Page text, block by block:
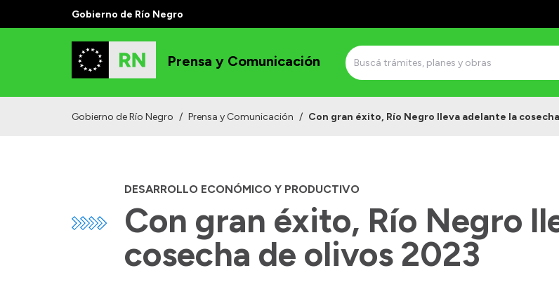
Gobierno de Río Negro
Prensa y Comunicación
Gobierno de Río Negro / Prensa y Comunicación / Con gran éxito, Río Negro lleva adelante la
DESARROLLO ECONÓMICO Y PRODUCTIVO
Con gran éxito, Río Negro
cosecha de olivos 2023